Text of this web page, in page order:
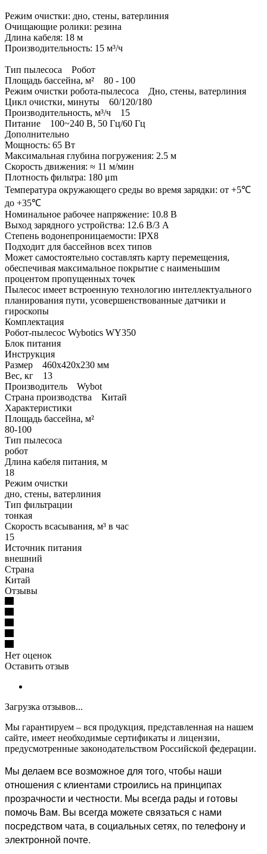
Режим очистки: дно, стены, ватерлиния
Очищающие ролики: резина
Длина кабеля: 18 м
Производительность: 15 м³/ч
Тип пылесоса Робот
Площадь бассейна, м² 80 - 100
Режим очистки робота-пылесоса Дно, стены, ватерлиния
Цикл очистки, минуты 60/120/180
Производительность, м³/ч 15
Питание 100~240 В, 50 Гц/60 Гц
Дополнительно
Мощность: 65 Вт
Максимальная глубина погружения: 2.5 м
Скорость движения: ≈ 11 м/мин
Плотность фильтра: 180 μm
Температура окружающего среды во время зарядки: от +5℃
до +35℃
Номинальное рабочее напряжение: 10.8 В
Выход зарядного устройства: 12.6 В/3 A
Степень водонепроницаемости: IPX8
Подходит для бассейнов всех типов
Может самостоятельно составлять карту перемещения,
обеспечивая максимальное покрытие с наименьшим
процентом пропущенных точек
Пылесос имеет встроенную технологию интеллектуального
планирования пути, усовершенствованные датчики и
гироскопы
Комплектация
Робот-пылесос Wybotics WY350
Блок питания
Инструкция
Размер 460x420x230 мм
Вес, кг 13
Производитель Wybot
Страна производства Китай
Характеристики
Площадь бассейна, м²
80-100
Тип пылесоса
робот
Длина кабеля питания, м
18
Режим очистки
дно, стены, ватерлиния
Тип фильтрации
тонкая
Скорость всасывания, м³ в час
15
Источник питания
внешний
Страна
Китай
Отзывы
Нет оценок
Оставить отзыв
Загрузка отзывов...
Мы гарантируем – вся продукция, представленная на нашем
сайте, имеет необходимые сертификаты и лицензии,
предусмотренные законодательством Российской федерации.
Мы делаем все возможное для того, чтобы наши
отношения с клиентами строились на принципах
прозрачности и честности. Мы всегда рады и готовы
помочь Вам. Вы всегда можете связаться с нами
посредством чата, в социальных сетях, по телефону и
электронной почте.